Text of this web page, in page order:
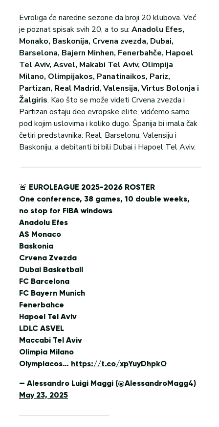
Evroliga će naredne sezone da broji 20 klubova. Već
je poznat spisak svih 20, a to su: Anadolu Efes,
Monako, Baskonija, Crvena zvezda, Dubai,
Barselona, Bajern Minhen, Fenerbahče, Hapoel
Tel Aviv, Asvel, Makabi Tel Aviv, Olimpija
Milano, Olimpijakos, Panatinaikos, Pariz,
Partizan, Real Madrid, Valensija, Virtus Bolonja i
Žalgiris. Kao što se može videti Crvena zvezda i
Partizan ostaju deo evropske elite, vidćemo samo
pod kojim uslovima i koliko dugo. Španija bi imala čak
četiri predstavnika: Real, Barselonu, Valensiju i
Baskoniju, a debitanti bi bili Dubai i Hapoel Tel Aviv.
🚨 EUROLEAGUE 2025-2026 ROSTER
One conference, 38 games, 10 double weeks,
no stop for FIBA windows
Anadolu Efes
AS Monaco
Baskonia
Crvena Zvezda
Dubai Basketball
FC Barcelona
FC Bayern Munich
Fenerbahce
Hapoel Tel Aviv
LDLC ASVEL
Maccabi Tel Aviv
Olimpia Milano
Olympiacos… https://t.co/xpYuyDhpkO
— Alessandro Luigi Maggi (@AlessandroMagg4)
May 23, 2025